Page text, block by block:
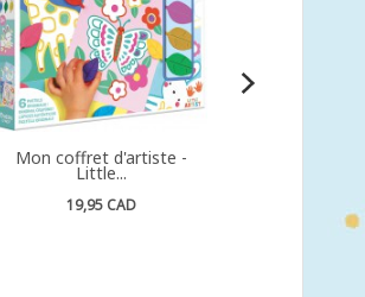
Mon coffret d'artiste -
Little...
19,95 CAD